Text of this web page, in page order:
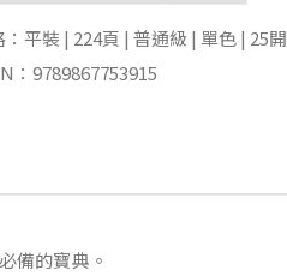
：平裝 | 224頁 | 普通級 | 單色 | 25開
：9789867753915
備的寶典。